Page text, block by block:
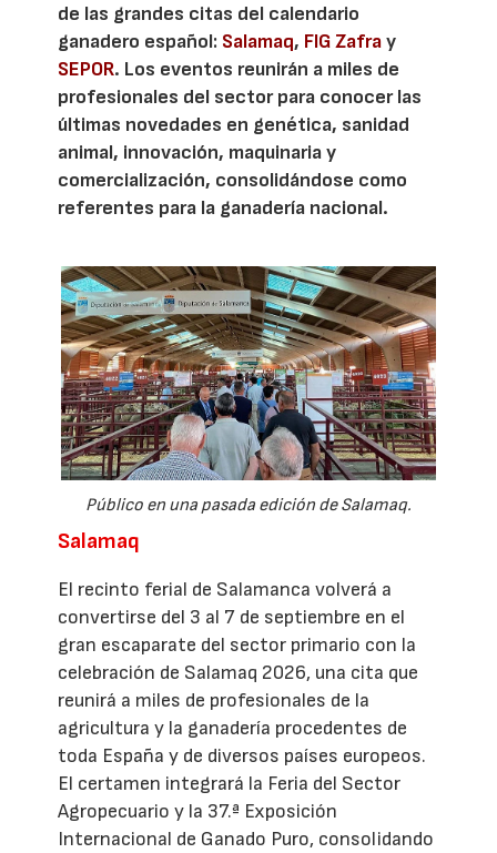
de las grandes citas del calendario
ganadero español: Salamaq, FIG Zafray
SEPOR. Los eventos reunirán a miles de
profesionales del sector para conocer las
últimas novedades en genética, sanidad
animal, innovación, maquinaria y
comercialización, consolidándose como
referentes para la ganadería nacional.
Público en una pasada edición de Salamaq.
Salamaq
El recinto ferial de Salamanca volverá a
convertirse del 3 al 7 de septiembre en el
gran escaparate del sector primario con la
celebración de Salamaq 2026, una cita que
reunirá a miles de profesionales de la
agricultura y la ganadería procedentes de
toda España y de diversos países europeos.
El certamen integrará la Feria del Sector
Agropecuario y la 37.ª Exposición
Internacional de Ganado Puro, consolidando